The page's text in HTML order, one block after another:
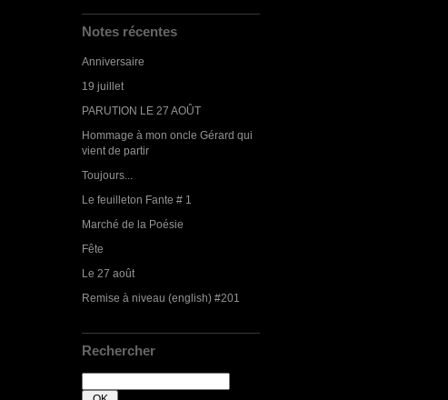
Notes récentes
Anniversaire
19 juillet
PARUTION LE 27 AOÛT
Hommage à mon oncle Gérard qui
vient de partir
Toujours...
Le feuilleton Fante # 1
Marché de la Poésie
Fête
Le 27 août
Remise à niveau (english) #201
Rechercher